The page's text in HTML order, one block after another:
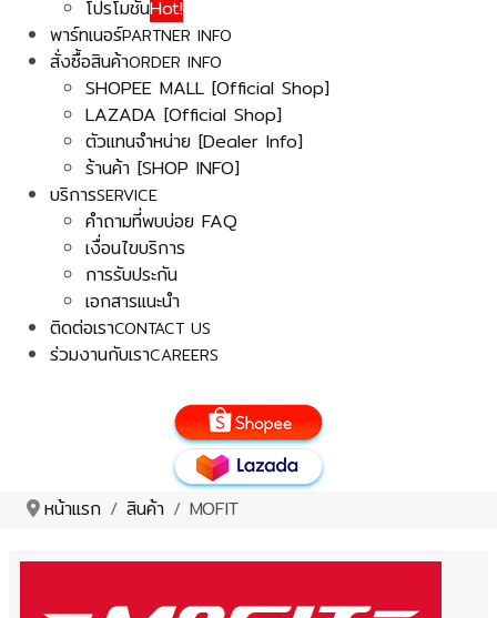
โปรโมชั่นHot!
พาร์ทเนอร์PARTNER INFO
สั่งซื้อสินค้าORDER INFO
SHOPEE MALL [Official Shop]
LAZADA [Official Shop]
ตัวแทนจำหน่าย [Dealer Info]
ร้านค้า [SHOP INFO]
บริการSERVICE
คำถามที่พบบ่อย FAQ
เงื่อนไขบริการ
การรับประกัน
เอกสารแนะนำ
ติดต่อเราCONTACT US
ร่วมงานกับเราCAREERS
หน้าแรก สินค้า MOFIT